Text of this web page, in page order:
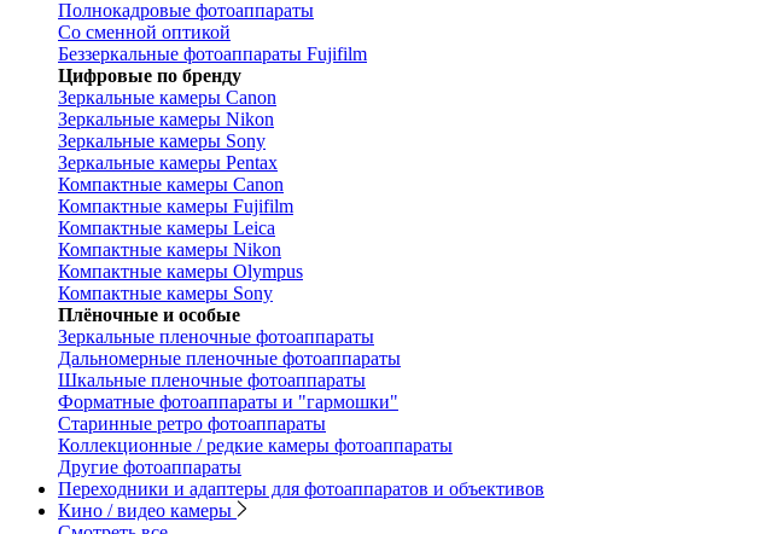
Полнокадровые фотоаппараты
Со сменной оптикой
Беззеркальные фотоаппараты Fujifilm
Цифровые по бренду
Зеркальные камеры Canon
Зеркальные камеры Nikon
Зеркальные камеры Sony
Зеркальные камеры Pentax
Компактные камеры Canon
Компактные камеры Fujifilm
Компактные камеры Leica
Компактные камеры Nikon
Компактные камеры Olympus
Компактные камеры Sony
Плёночные и особые
Зеркальные пленочные фотоаппараты
Дальномерные пленочные фотоаппараты
Шкальные пленочные фотоаппараты
Форматные фотоаппараты и "гармошки"
Старинные ретро фотоаппараты
Коллекционные / редкие камеры фотоаппараты
Другие фотоаппараты
Переходники и адаптеры для фотоаппаратов и объективов
Кино / видео камеры